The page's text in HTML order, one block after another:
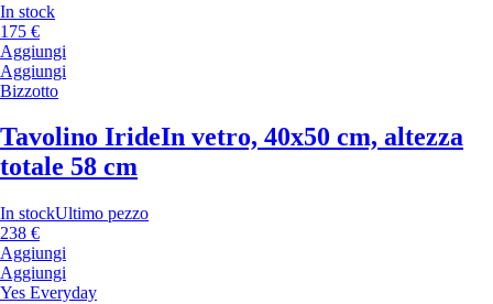
In stock
175 €
Aggiungi
Aggiungi
Bizzotto
Tavolino IrideIn vetro, 40x50 cm, altezza
totale 58 cm
In stockUltimo pezzo
238 €
Aggiungi
Aggiungi
Yes Everyday